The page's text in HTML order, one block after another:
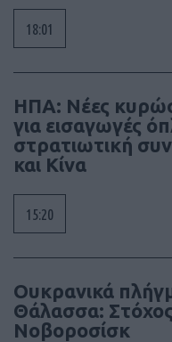
18:01
ΗΠΑ: Νέες
για εισαγωγές
στρατιωτική
και Κίνα
15:20
Ουκρανικά
Θάλασσα: Στόχος
Νοβοροσίσκ